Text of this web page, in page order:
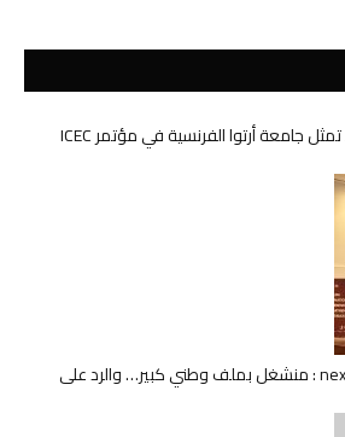
إبنة الفيحاء سنا حسن خالد تمثل جامعة أرتوا الفرنسية في مؤتمر ICEC
القاضي محمد صعب لـnextlb : منشغل بملف وطني كبير… والرد على